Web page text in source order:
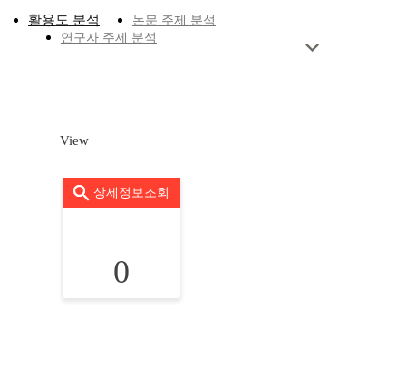
활용도 분석
논문 주제 분석
연구자 주제 분석
View
상세정보조회
0